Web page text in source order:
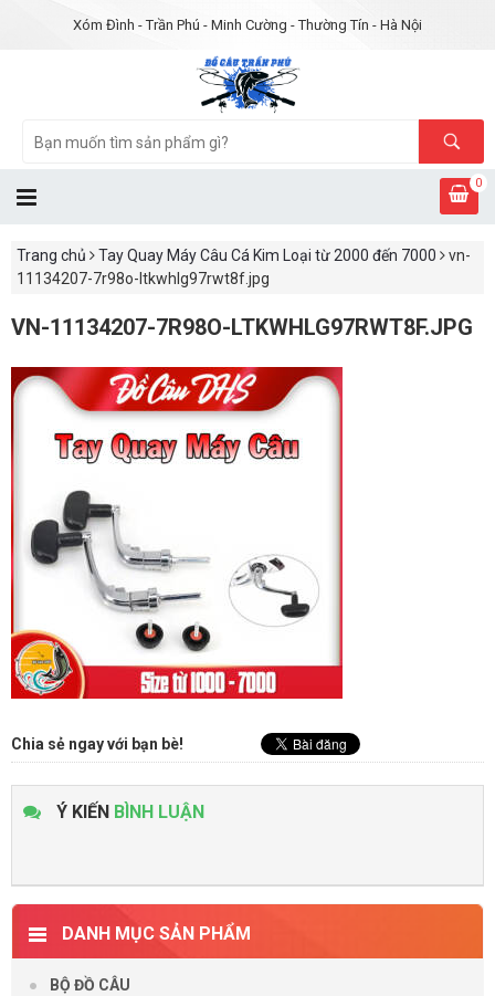
Xóm Đình - Trần Phú - Minh Cường - Thường Tín - Hà Nội
0
Trang chủ Tay Quay Máy Câu Cá Kim Loại từ 2000 đến 7000
vn-
11134207-7r98o-ltkwhlg97rwt8f.jpg
VN-11134207-7R98O-LTKWHLG97RWT8F.JPG
Chia sẻ ngay với bạn bè!
Ý KIẾN BÌNH LUẬN
DANH MỤC SẢN PHẨM
BỘ ĐỒ CÂU